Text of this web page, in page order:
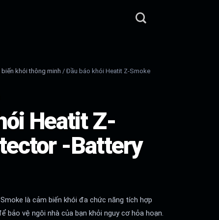
biến khói thông minh /Đầu báo khói Heatit Z-Smoke
Heatit Z-
-Battery
là cảm biến khói đa chức năng tích hợp
bảo vệ ngôi nhà của bạn khỏi nguy cơ hỏa hoạn.